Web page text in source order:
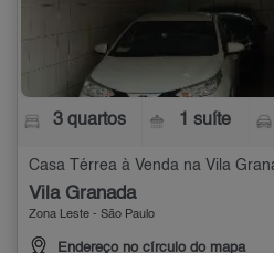
3 quartos 1 suíte
Casa Térrea à Venda na Vila
Vila Granada
Zona Leste - São Paulo
Endereço no círculo do mapa